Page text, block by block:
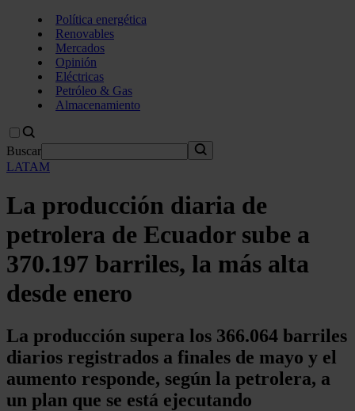
Política energética
Renovables
Mercados
Opinión
Eléctricas
Petróleo & Gas
Almacenamiento
Buscar
LATAM
La producción diaria de
petrolera de Ecuador sube a
370.197 barriles, la más alta
desde enero
La producción supera los 366.064 barriles
diarios registrados a finales de mayo y el
aumento responde, según la petrolera, a
un plan que se está ejecutando